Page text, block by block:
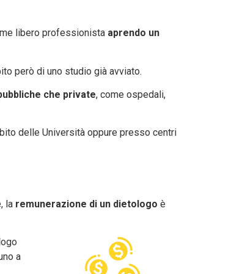
libero professionista aprendo un
però di uno studio già avviato.
che private, come ospedali,
delle Università oppure presso centri
la remunerazione di un dietologo è
a